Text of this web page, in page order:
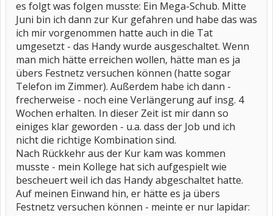
es folgt was folgen musste: Ein Mega-Schub. Mitte
Juni bin ich dann zur Kur gefahren und habe das was
ich mir vorgenommen hatte auch in die Tat
umgesetzt - das Handy wurde ausgeschaltet. Wenn
man mich hätte erreichen wollen, hätte man es ja
übers Festnetz versuchen können (hatte sogar
Telefon im Zimmer). Außerdem habe ich dann -
frecherweise - noch eine Verlängerung auf insg. 4
Wochen erhalten. In dieser Zeit ist mir dann so
einiges klar geworden - u.a. dass der Job und ich
nicht die richtige Kombination sind.
Nach Rückkehr aus der Kur kam was kommen
musste - mein Kollege hat sich aufgespielt wie
bescheuert weil ich das Handy abgeschaltet hatte.
Auf meinen Einwand hin, er hätte es ja übers
Festnetz versuchen können - meinte er nur lapidar: